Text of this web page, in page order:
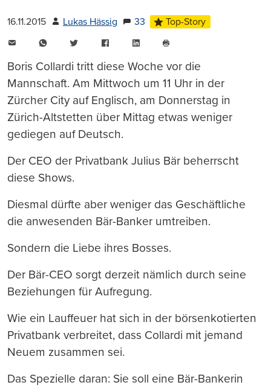
16.11.2015 Lukas Hässig 33
Top-Story
WhatsAppTwitter FacebookLinkedIn
drucken
Boris Collardi tritt diese Woche vor die
Mannschaft. Am Mittwoch um 11 Uhr in der
Zürcher City auf Englisch, am Donnerstag in
Zürich-Altstetten über Mittag etwas weniger
gediegen auf Deutsch.
Der CEO der Privatbank Julius Bär beherrscht
diese Shows.
Diesmal dürfte aber weniger das Geschäftliche
die anwesenden Bär-Banker umtreiben.
Sondern die Liebe ihres Bosses.
Der Bär-CEO sorgt derzeit nämlich durch seine
Beziehungen für Aufregung.
Wie ein Lauffeuer hat sich in der börsenkotierten
Privatbank verbreitet, dass Collardi mit jemand
Neuem zusammen sei.
Das Spezielle daran: Sie soll eine Bär-Bankerin